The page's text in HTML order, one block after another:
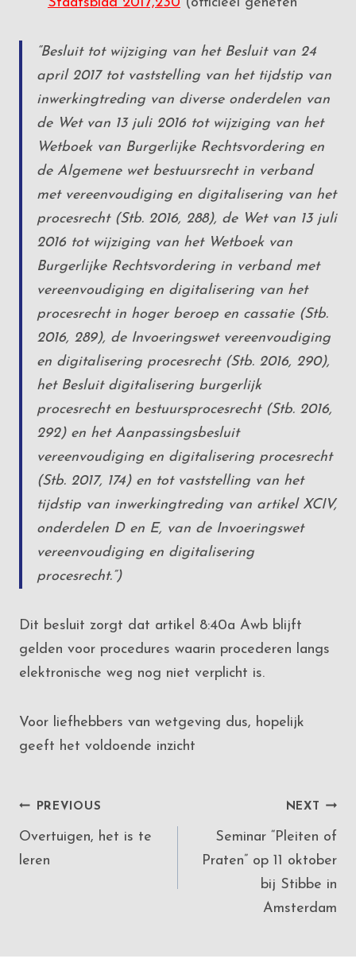
“Besluit tot wijziging van het Besluit van 24
april 2017 tot vaststelling van het tijdstip van
inwerkingtreding van diverse onderdelen van
de Wet van 13 juli 2016 tot wijziging van het
Wetboek van Burgerlijke Rechtsvordering en
de Algemene wet bestuursrecht in verband
met vereenvoudiging en digitalisering van het
procesrecht (Stb. 2016, 288), de Wet van 13 juli
2016 tot wijziging van het Wetboek van
Burgerlijke Rechtsvordering in verband met
vereenvoudiging en digitalisering van het
procesrecht in hoger beroep en cassatie (Stb.
2016, 289), de Invoeringswet vereenvoudiging
en digitalisering procesrecht (Stb. 2016, 290),
het Besluit digitalisering burgerlijk
procesrecht en bestuursprocesrecht (Stb. 2016,
292) en het Aanpassingsbesluit
vereenvoudiging en digitalisering procesrecht
(Stb. 2017, 174) en tot vaststelling van het
tijdstip van inwerkingtreding van artikel XCIV,
onderdelen D en E, van de Invoeringswet
vereenvoudiging en digitalisering
procesrecht.”)
Dit besluit zorgt dat artikel 8:40a Awb blijft
gelden voor procedures waarin procederen langs
elektronische weg nog niet verplicht is.
Voor liefhebbers van wetgeving dus, hopelijk
geeft het voldoende inzicht
Post
navigation
PREVIOUS
Overtuigen, het is te
leren
NEXT
Seminar “Pleiten of
Praten” op 11 oktober
bij Stibbe in
Amsterdam